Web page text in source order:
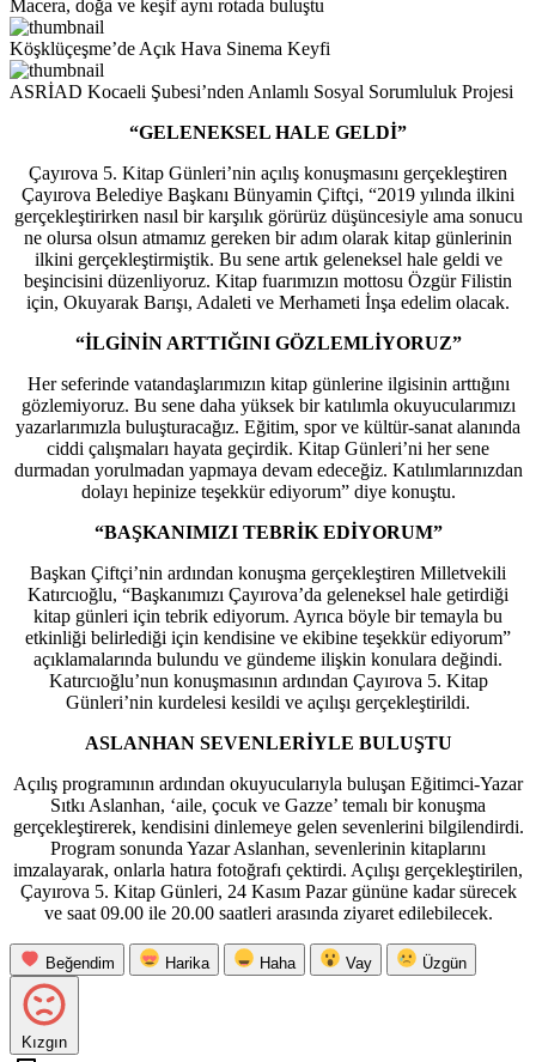
Macera, doğa ve keşif aynı rotada buluştu
Köşklüçeşme’de Açık Hava Sinema Keyfi
ASRİAD Kocaeli Şubesi’nden Anlamlı Sosyal Sorumluluk Projesi
“GELENEKSEL HALE GELDİ”
Çayırova 5. Kitap Günleri’nin açılış konuşmasını gerçekleştiren
Çayırova Belediye Başkanı Bünyamin Çiftçi, “2019 yılında ilkini
gerçekleştirirken nasıl bir karşılık görürüz düşüncesiyle ama sonucu
ne olursa olsun atmamız gereken bir adım olarak kitap günlerinin
ilkini gerçekleştirmiştik. Bu sene artık geleneksel hale geldi ve
beşincisini düzenliyoruz. Kitap fuarımızın mottosu Özgür Filistin
için, Okuyarak Barışı, Adaleti ve Merhameti İnşa edelim olacak.
“İLGİNİN ARTTIĞINI GÖZLEMLİYORUZ”
Her seferinde vatandaşlarımızın kitap günlerine ilgisinin arttığını
gözlemiyoruz. Bu sene daha yüksek bir katılımla okuyucularımızı
yazarlarımızla buluşturacağız. Eğitim, spor ve kültür-sanat alanında
ciddi çalışmaları hayata geçirdik. Kitap Günleri’ni her sene
durmadan yorulmadan yapmaya devam edeceğiz. Katılımlarınızdan
dolayı hepinize teşekkür ediyorum” diye konuştu.
“BAŞKANIMIZI TEBRİK EDİYORUM”
Başkan Çiftçi’nin ardından konuşma gerçekleştiren Milletvekili
Katırcıoğlu, “Başkanımızı Çayırova’da geleneksel hale getirdiği
kitap günleri için tebrik ediyorum. Ayrıca böyle bir temayla bu
etkinliği belirlediği için kendisine ve ekibine teşekkür ediyorum”
açıklamalarında bulundu ve gündeme ilişkin konulara değindi.
Katırcıoğlu’nun konuşmasının ardından Çayırova 5. Kitap
Günleri’nin kurdelesi kesildi ve açılışı gerçekleştirildi.
ASLANHAN SEVENLERİYLE BULUŞTU
Açılış programının ardından okuyucularıyla buluşan Eğitimci-Yazar
Sıtkı Aslanhan, ‘aile, çocuk ve Gazze’ temalı bir konuşma
gerçekleştirerek, kendisini dinlemeye gelen sevenlerini bilgilendirdi.
Program sonunda Yazar Aslanhan, sevenlerinin kitaplarını
imzalayarak, onlarla hatıra fotoğrafı çektirdi. Açılışı gerçekleştirilen,
Çayırova 5. Kitap Günleri, 24 Kasım Pazar gününe kadar sürecek
ve saat 09.00 ile 20.00 saatleri arasında ziyaret edilebilecek.
Beğendim Harika Haha Vay Üzgün
Kızgın